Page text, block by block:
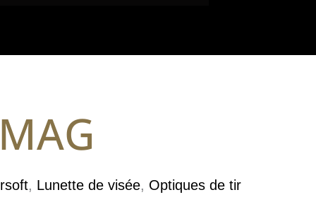
, Lunette de visée, Optiques de tir